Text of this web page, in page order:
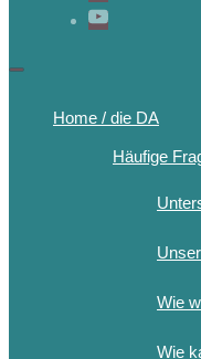
Home / die DA
Häufige
Wie
Wie